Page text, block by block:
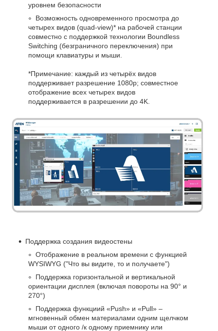
уровнем безопасности
Возможность одновременного просмотра до
четырех видов (quad-view)* на рабочей станции
совместно с поддержкой технологии Boundless
Switching (безграничного переключения) при
помощи клавиатуры и мыши.
*Примечание: каждый из четырёх видов
поддерживает разрешение 1080p; совместное
отображение всех четырех видов
поддерживается в разрешении до 4K.
Поддержка создания видеостены
Отображение в реальном времени с функцией
WYSIWYG ("Что вы видите, то и получаете")
Поддержка горизонтальной и вертикальной
ориентации дисплея (включая повороты на 90° и
270°)
Поддержка функциий «Push» и «Pull» –
мгновенный обмен материалами одним щелчком
мыши от одного /к одному приемнику или